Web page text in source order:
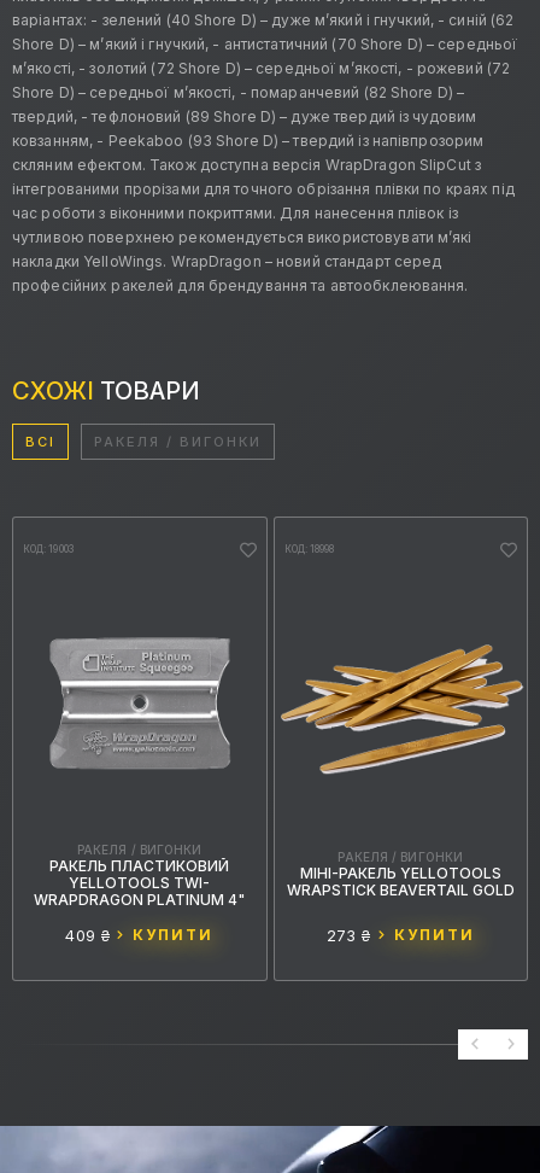
варіантах: - зелений (40 Shore D) – дуже м’який і гнучкий, - синій (62
Shore D) – м’який і гнучкий, - антистатичний (70 Shore D) – середньої
м’якості, - золотий (72 Shore D) – середньої м’якості, - рожевий (72
Shore D) – середньої м’якості, - помаранчевий (82 Shore D) –
твердий, - тефлоновий (89 Shore D) – дуже твердий із чудовим
ковзанням, - Peekaboo (93 Shore D) – твердий із напівпрозорим
скляним ефектом. Також доступна версія WrapDragon SlipCut з
інтегрованими прорізами для точного обрізання плівки по краях під
час роботи з віконними покриттями. Для нанесення плівок із
чутливою поверхнею рекомендується використовувати м’які
накладки YelloWings. WrapDragon – новий стандарт серед
професійних ракелей для брендування та автообклеювання.
СХОЖІ ТОВАРИ
ВСІ РАКЕЛЯ / ВИГОНКИ
КОД: 19003
РАКЕЛЯ / ВИГОНКИ
РАКЕЛЬ ПЛАСТИКОВИЙ
YELLOTOOLS TWI-
WRAPDRAGON PLATINUM 4"
409 ₴ КУПИТИ
КОД: 18998
РАКЕЛЯ / ВИГОНКИ
МІНІ-РАКЕЛЬ YELLOTOOLS
WRAPSTICK BEAVERTAIL GOLD
273 ₴ КУПИТИ